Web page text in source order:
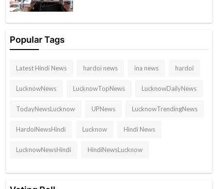
Popular Tags
Latest Hindi News hardoi news ina news hardoi
LucknowNews LucknowTopNews LucknowDailyNews
TodayNewsLucknow UPNews LucknowTrendingNews
HardoiNewsHindi Lucknow Hindi News
LucknowNewsHindi HindiNewsLucknow